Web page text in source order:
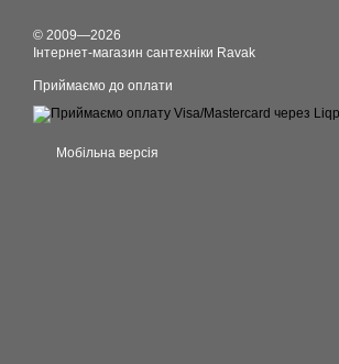
© 2009—2026
Інтернет-магазин сантехніки Ravak
Приймаємо до оплати
Мобільна версія